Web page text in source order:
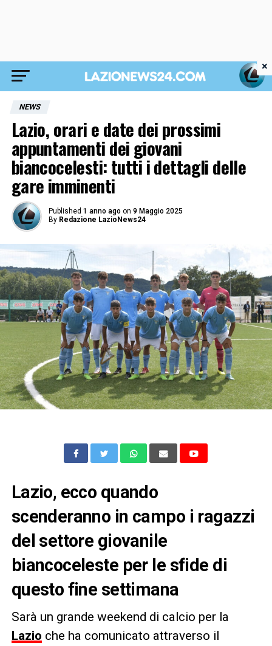
NEWS
Lazio, orari e date dei prossimi
appuntamenti dei giovani
biancocelesti: tutti i dettagli delle
gare imminenti
Published 1 anno ago on 9 Maggio 2025
By Redazione LazioNews24
Lazio, ecco quando
scenderanno in campo i ragazzi
del settore giovanile
biancoceleste per le sfide di
questo fine settimana
Sarà un grande weekend di calcio per la
Lazio che ha comunicato attraverso il
×